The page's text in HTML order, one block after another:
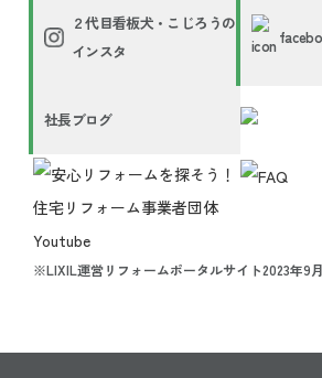
２代目看板犬・こじろうの
インスタ
社長ブログ
※LIXIL運営リフォームポータルサイト2023年9